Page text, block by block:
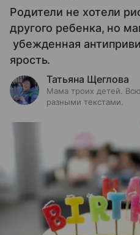
Родители не хотели
другого ребенка, но
убежденная
ярость.
Татьяна Щеглова
Мама троих детей.
разными текстами.